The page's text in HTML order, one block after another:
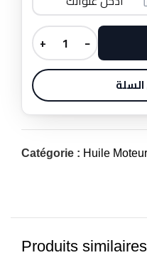
−
+
Catégorie : Huile Moteur
Produits similaires